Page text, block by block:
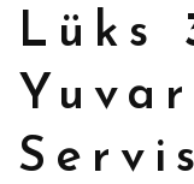
Lüks